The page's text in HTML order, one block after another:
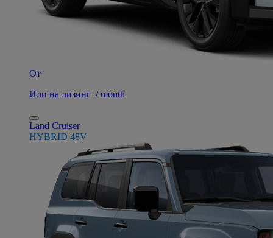
От
Или на лизинг / month
Land Cruiser
HYBRID 48V